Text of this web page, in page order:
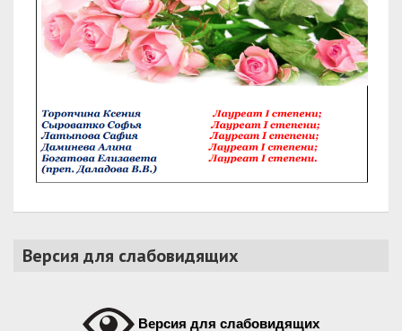
Версия для слабовидящих
Версия для слабовидящих